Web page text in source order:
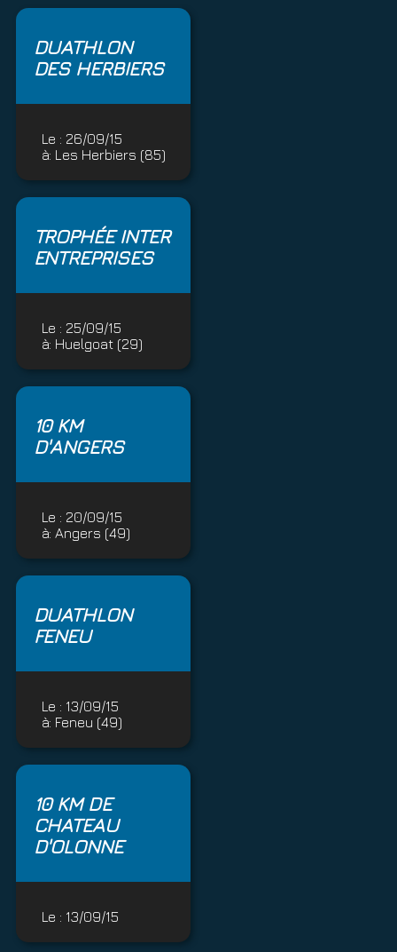
DUATHLON
DES HERBIERS
Le : 26/09/15
à: Les Herbiers (85)
TROPHÉE INTER
ENTREPRISES
Le : 25/09/15
à: Huelgoat (29)
10 KM
D'ANGERS
Le : 20/09/15
à:Angers (49)
DUATHLON
FENEU
Le : 13/09/15
à: Feneu (49)
10 KM DE
CHATEAU
D'OLONNE
Le : 13/09/15